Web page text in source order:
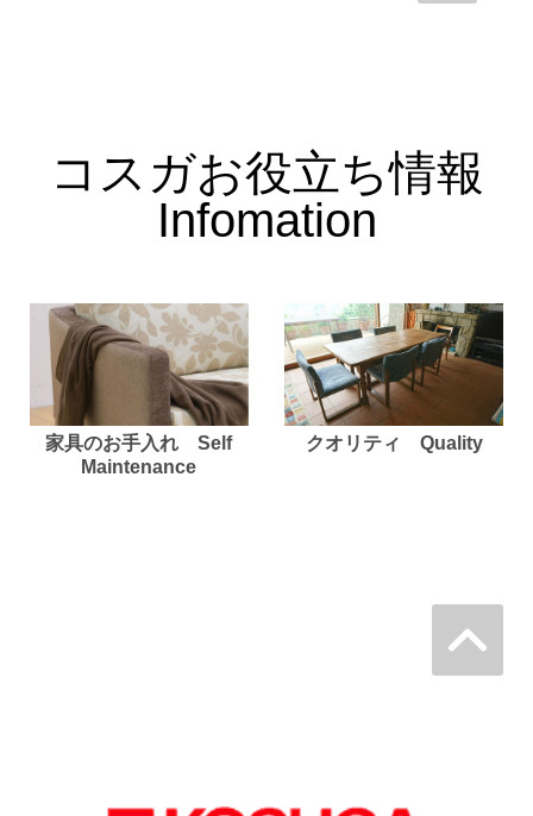
コスガお役立ち情報
Infomation
家具のお手入れ Self
Maintenance
クオリティ Quality